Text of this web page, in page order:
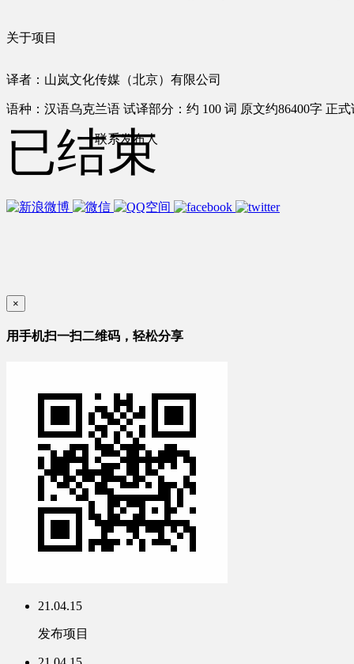
关于项目
译者：山岚文化传媒（北京）有限公司
语种：汉语乌克兰语 试译部分：约 100 词 原文约86400字 正式
联系发布人
已结束
×
用手机扫一扫二维码，轻松分享
21.04.15
发布项目